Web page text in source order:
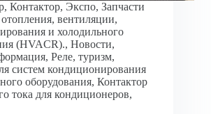
, Контактор, Экспо, Запчасти
вентиляции,
и холодильного
(HVACR)., Новости,
, Реле, туризм,
систем кондиционирования
оборудования, Контактор
тока для кондиционеров,